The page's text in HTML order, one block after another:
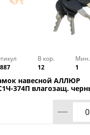
В кор.
12
Мин.
1
навесной АЛЛЮР
374П влагозащ.